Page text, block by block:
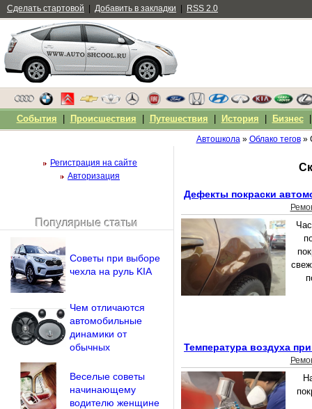
Автошкола» Облако тегов»
Дефекты покраски
Температура воздуха
Регистрация на сайте
Авторизация
Напомнить пароль?
Популярные статьи
Советы при выборе
чехла на руль KIA
Чем отличаются
автомобильные
динамики от
обычных
Веселые советы
начинающему
водителю женщине
Сделать стартовой Добавить в закладки RSS 2.0
События Происшествия Путешествия История Бизнес